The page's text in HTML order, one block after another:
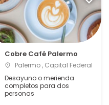
Cobre Café Palermo
Palermo , Capital Federal
Desayuno o merienda
completos para dos
personas